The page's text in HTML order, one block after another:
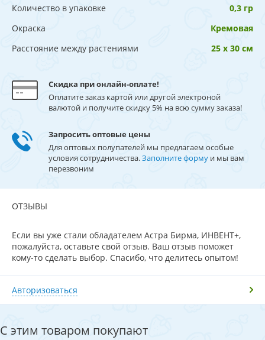
Количество в упаковке
0,3 гр
Окраска
Кремовая
Расстояние между растениями
25 х 30 см
Скидка при онлайн-оплате!
Оплатите заказ картой или другой электроной
валютой и получите скидку 5% на всю сумму заказа!
Запросить оптовые цены
Для оптовых полупателей мы предлагаем особые
условия сотрудничества.Заполните форму и мы вам
перезвоним
ОТЗЫВЫ
Если вы уже стали обладателем Астра Бирма, ИНВЕНТ+,
пожалуйста, оставьте свой отзыв. Ваш отзыв поможет
кому-то сделать выбор. Спасибо, что делитесь опытом!
Авторизоваться
С этим товаром покупают